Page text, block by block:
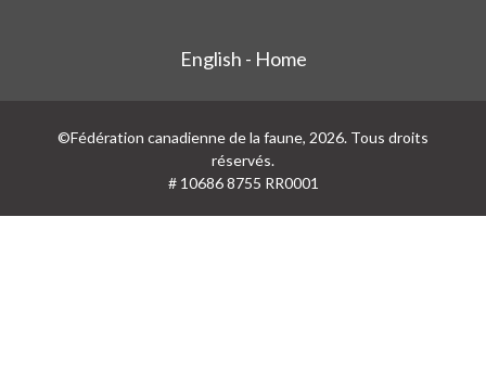
English - Home
©Fédération canadienne de la faune, 2026. Tous droits
réservés.
# 10686 8755 RR0001